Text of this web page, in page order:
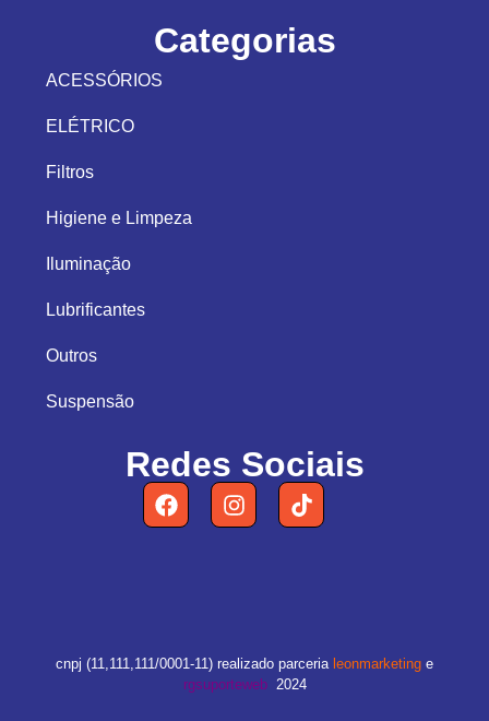
Categorias
ACESSÓRIOS
ELÉTRICO
Filtros
Higiene e Limpeza
Iluminação
Lubrificantes
Outros
Suspensão
Redes Sociais
cnpj (11,111,111/0001-11) realizado parceria leonmarketing e
rgsuporteweb 2024